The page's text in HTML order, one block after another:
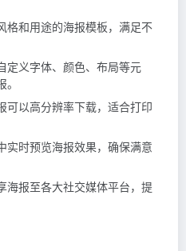
格和用途的海报模板，满足不
定义字体、颜色、布局等元
可以高分辨率下载，适合打印
实时预览海报效果，确保满意
海报至各大社交媒体平台，提